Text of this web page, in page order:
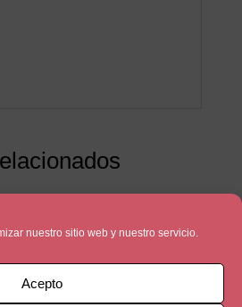
nuestro sitio web y nuestro servicio.
Acepto